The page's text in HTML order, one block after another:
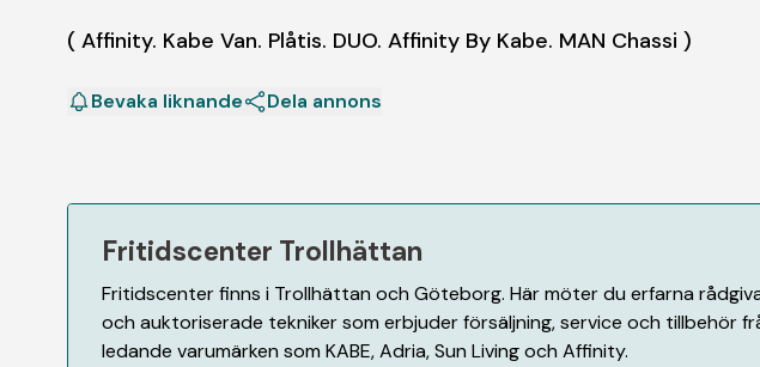
( Affinity. Kabe Van. Plåtis. DUO. Affinity By Kabe. MAN Chassi )
Bevaka liknande Dela annons
Fritidscenter Trollhättan
Fritidscenter finns i Trollhättan och Göteborg. Här möter du erfarna
och auktoriserade tekniker som erbjuder försäljning, service och tillbehör
ledande varumärken som KABE, Adria, Sun Living och Affinity.